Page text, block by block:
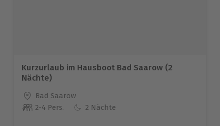
Kurzurlaub im Hausboot Bad Saarow (2
Nächte)
Standort
Bad Saarow
Anzahl der Teilnehmer
2-4 Pers. 2 Nächte